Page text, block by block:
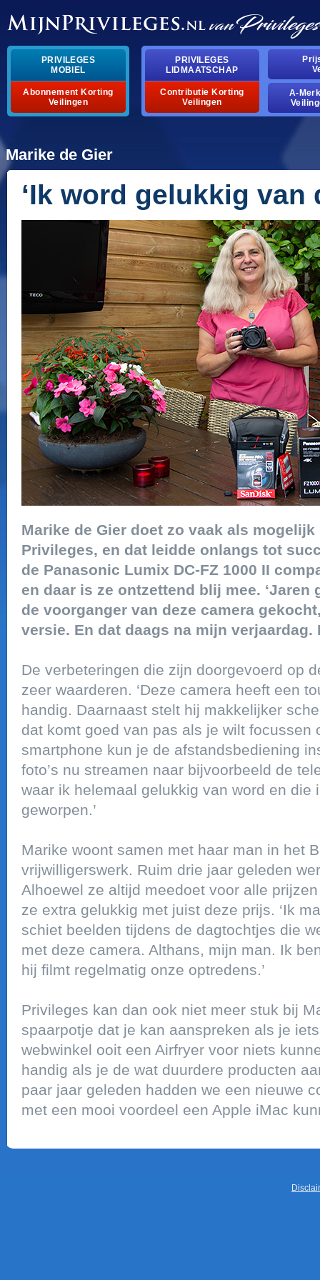
PRIVILEGES
MOBIEL
Abonnement Korting
Veilingen
PRIVILEGES
LIDMAATSCHAP
Contributie Korting
Veilingen
A-
Marike de Gier
‘Ik word gelukkig van
Marike de Gier doet zo vaak als
Privileges, en dat leidde onlangs tot
de Panasonic Lumix DC-FZ 1000 II
en daar is ze ontzettend blij mee.
de voorganger van deze camera
versie. En dat daags na mijn verjaardag.
De verbeteringen die zijn doorgevoerd op
zeer waarderen. ‘Deze camera heeft een
handig. Daarnaast stelt hij makkelijker
dat komt goed van pas als je wilt focussen
smartphone kun je de afstandsbediening
foto’s nu streamen naar bijvoorbeeld de
waar ik helemaal gelukkig van word en die
geworpen.’
Marike woont samen met haar man in het
vrijwilligerswerk. Ruim drie jaar geleden
Alhoewel ze altijd meedoet voor alle prijzen
ze extra gelukkig met juist deze prijs. ‘Ik
schiet beelden tijdens de dagtochtjes die
met deze camera. Althans, mijn man. Ik
hij filmt regelmatig onze optredens.’
Privileges kan dan ook niet meer stuk bij
spaarpotje dat je kan aanspreken als je
webwinkel ooit een Airfryer voor niets
handig als je de wat duurdere producten
paar jaar geleden hadden we een nieuwe
met een mooi voordeel een Apple iMac